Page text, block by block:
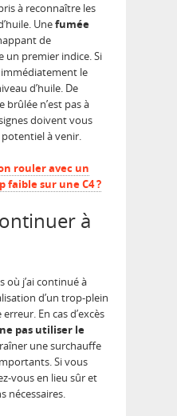
à reconnaître les
Unefumée
de
un premier indice. Si
le
d’huile. De
brûlée n’est pas à
doivent vous
à venir.
rouler avec un
faible sur une C4 ?
à
où j’ai continué à
d’un trop-plein
En cas d’excès
ne pas utiliser le
une surchauffe
Si vous
vous en lieu sûr et
nécessaires.